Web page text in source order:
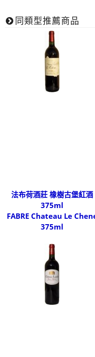
同類型推薦商品
法布荷酒莊 橡樹古堡紅酒
375ml
FABRE Chateau Le
375ml